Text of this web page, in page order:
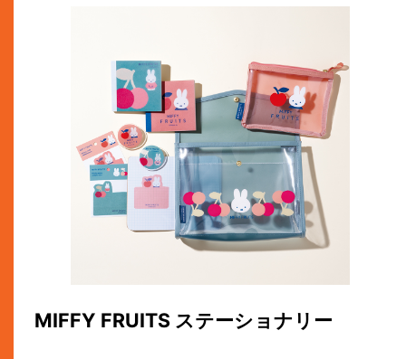
MIFFY FRUITS ステーショナリー